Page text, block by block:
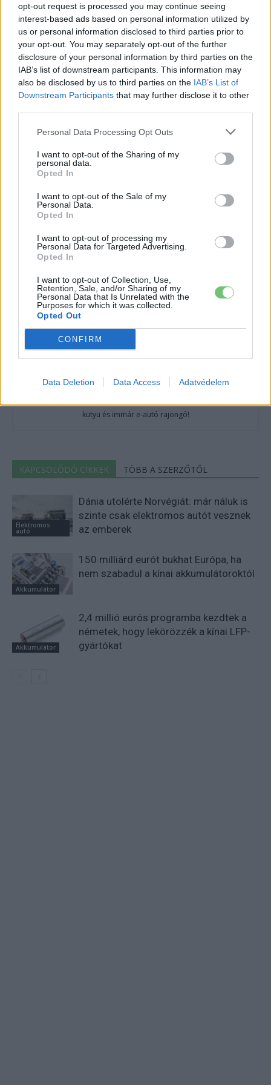
opt-out request is processed you may continue seeing
interest-based ads based on personal information utilized by
us or personal information disclosed to third parties prior to
your opt-out. You may separately opt-out of the further
disclosure of your personal information by third parties on the
IAB’s list of downstream participants. This information may
also be disclosed by us to third parties on the IAB’s List of
Downstream Participants that may further disclose it to other
Personal Data Processing Opt Outs
I want to opt-out of the Sharing of my
personal data.
Opted In
I want to opt-out of the Sale of my
Personal Data.
Opted In
I want to opt-out of processing my
Personal Data for Targeted Advertising.
Opted In
I want to opt-out of Collection, Use,
Retention, Sale, and/or Sharing of my
Personal Data that Is Unrelated with the
Purposes for which it was collected.
Opted Out
CONFIRM
Data Deletion Data Access Adatvédelem
alakítható (a vezetőfülke és a raktér között), így 3200
literre növeli a raktér befogadó képességét. A növelt
tengelytávú modelleknél az árak az eCitan esetében nettó
40 062 eurótól, míg az EQT esetben 41 612 eurótól
indulnak.
Kövesd az e-cars.hu-t a Facebookon is, további
tartalmakért!
CÍMKÉK e-mobilitás
Mercedes-Benz
Mercedes-Benz eCitan Mercedes-Benz EQT
Eriqo
kütyü és immár e-autó rajongó!
KAPCSOLÓDÓ CIKKEK TÖBB A SZERZŐTŐL
Elektromos
autó
Dánia utolérte Norvégiát: már náluk is
szinte csak elektromos autót vesznek
az emberek
Akkumulátor
150 milliárd eurót bukhat Európa, ha
nem szabadul a kínai akkumulátoroktól
Akkumulátor
2,4 millió eurós programba kezdtek a
németek, hogy lekörözzék a kínai LFP-
gyártókat